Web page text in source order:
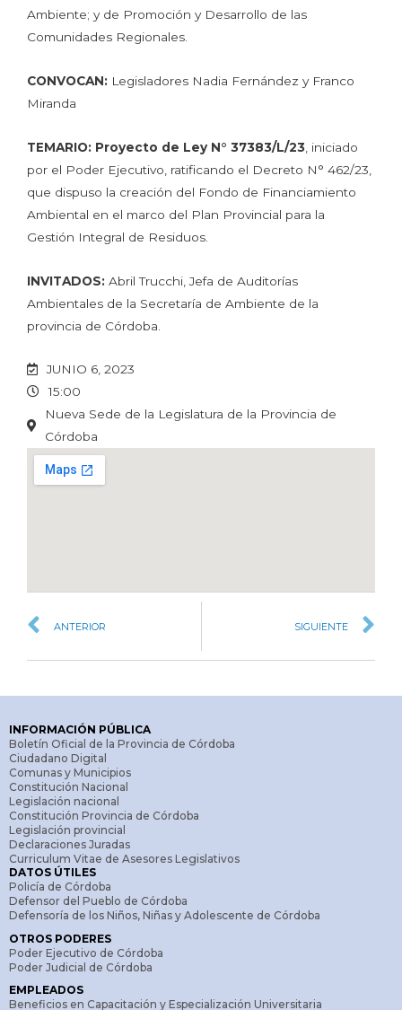
Ambiente; y de Promoción y Desarrollo de las
Comunidades Regionales.
CONVOCAN: Legisladores Nadia Fernández y Franco
Miranda
TEMARIO: Proyecto de Ley N° 37383/L/23 , iniciado
por el Poder Ejecutivo, ratificando el Decreto N° 462/23,
que dispuso la creación del Fondo de Financiamiento
Ambiental en el marco del Plan Provincial para la
Gestión Integral de Residuos.
INVITADOS: Abril Trucchi, Jefa de Auditorías
Ambientales de la Secretaría de Ambiente de la
provincia de Córdoba.
JUNIO 6, 2023
15:00
Nueva Sede de la Legislatura de la Provincia de
Córdoba
ANTERIOR SIGUIENTE
INFORMACIÓN PÚBLICA
Boletín Oficial de la Provincia de Córdoba
Ciudadano Digital
Comunas y Municipios
Constitución Nacional
Legislación nacional
Constitución Provincia de Córdoba
Legislación provincial
Declaraciones Juradas
Curriculum Vitae de Asesores Legislativos
DATOS ÚTILES
Policía de Córdoba
Defensor del Pueblo de Córdoba
Defensoría de los Niños, Niñas y Adolescente de Córdoba
OTROS PODERES
Poder Ejecutivo de Córdoba
Poder Judicial de Córdoba
EMPLEADOS
Beneficios en Capacitación y Especialización Universitaria